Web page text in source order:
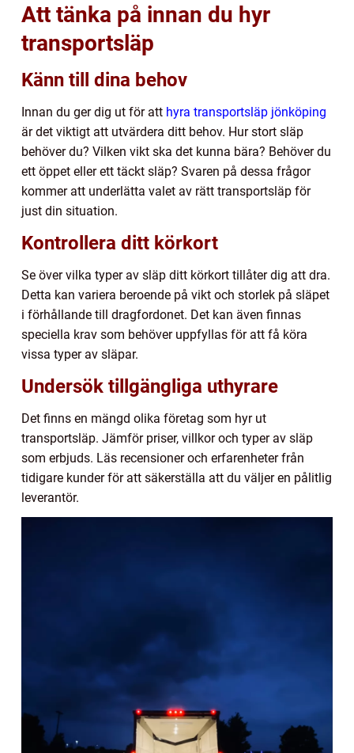
Att tänka på innan du hyr
transportsläp
Känn till dina behov
Innan du ger dig ut för att hyra transportsläp jönköping
är det viktigt att utvärdera ditt behov. Hur stort släp
behöver du? Vilken vikt ska det kunna bära? Behöver du
ett öppet eller ett täckt släp? Svaren på dessa frågor
kommer att underlätta valet av rätt transportsläp för
just din situation.
Kontrollera ditt körkort
Se över vilka typer av släp ditt körkort tillåter dig att dra.
Detta kan variera beroende på vikt och storlek på släpet
i förhållande till dragfordonet. Det kan även finnas
speciella krav som behöver uppfyllas för att få köra
vissa typer av släpar.
Undersök tillgängliga uthyrare
Det finns en mängd olika företag som hyr ut
transportsläp. Jämför priser, villkor och typer av släp
som erbjuds. Läs recensioner och erfarenheter från
tidigare kunder för att säkerställa att du väljer en pålitlig
leverantör.